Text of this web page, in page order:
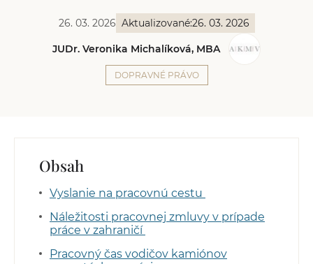
26. 03. 2026 Aktualizované:26. 03. 2026
JUDr. Veronika Michalíková, MBA
DOPRAVNÉ PRÁVO
Obsah
Vyslanie na pracovnú cestu
Náležitosti pracovnej zmluvy v prípade
práce v zahraničí
Pracovný čas vodičov kamiónov